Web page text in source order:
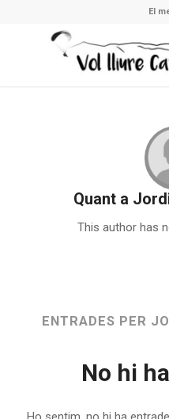
El
Quant a
This author has
ENTRADES PER
No hi